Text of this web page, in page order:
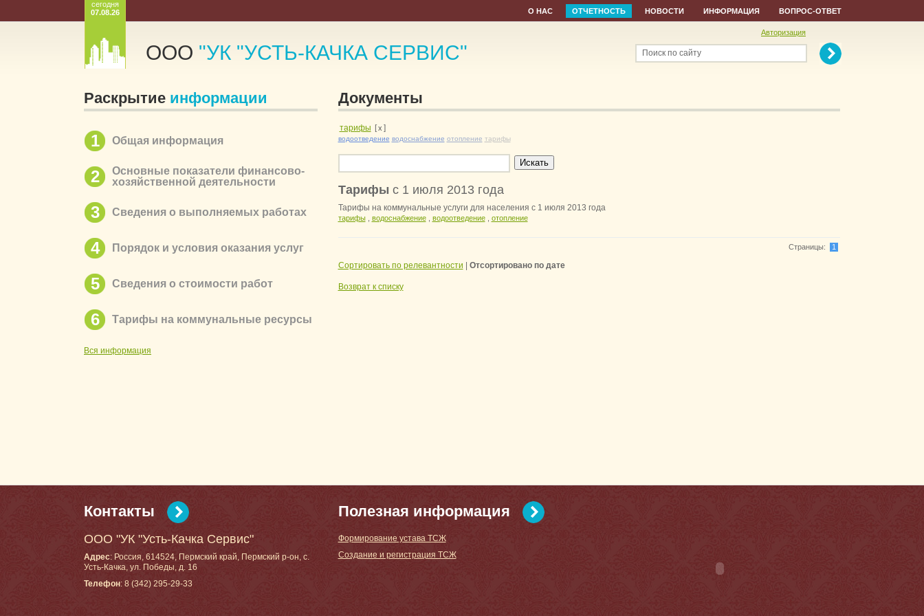
ООО "УК "УСТЬ-КАЧКА СЕРВИС"
Авторизация
Поиск по сайту
сегодня
07.08.26
О НАС ОТЧЕТНОСТЬ НОВОСТИ ИНФОРМАЦИЯ ВОПРОС-ОТВЕТ
Раскрытие информации
1 Общая информация
2
Основные показатели финансово-
хозяйственной деятельности
3 Сведения о выполняемых работах
4 Порядок и условия оказания услуг
5 Сведения о стоимости работ
6 Тарифы на коммунальные ресурсы
Вся информация
Документы
тарифы [ x ]
водоотведение водоснабжение отопление тарифы
Тарифы с 1 июля 2013 года
Тарифы на коммунальные услуги для населения с 1 июля 2013 года
тарифы, водоснабжение, водоотведение, отопление
Страницы: 1
Сортировать по релевантности Отсортировано по дате
Возврат к списку
Контакты
ООО "УК "Усть-Качка Сервис"
Адрес: Россия, 614524, Пермский край, Пермский р-он, с.
Усть-Качка, ул. Победы, д. 16
Телефон: 8 (342) 295-29-33
Полезная информация
Формирование устава ТСЖ
Создание и регистрация ТСЖ